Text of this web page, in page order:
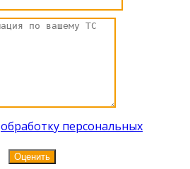
обработку персональных